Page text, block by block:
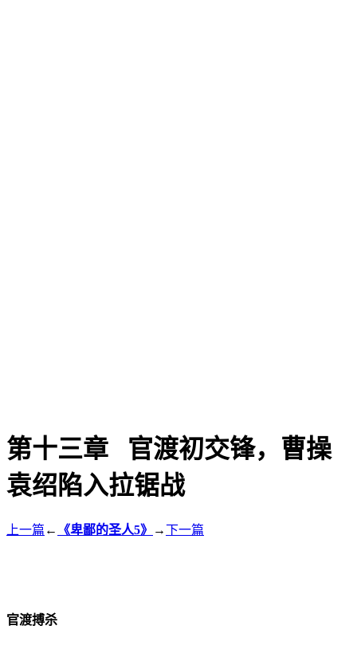
第十三章 官渡初交锋，曹操
袁绍陷入拉锯战
上一篇 ← 《卑鄙的圣人5》 →下一篇
官渡搏杀